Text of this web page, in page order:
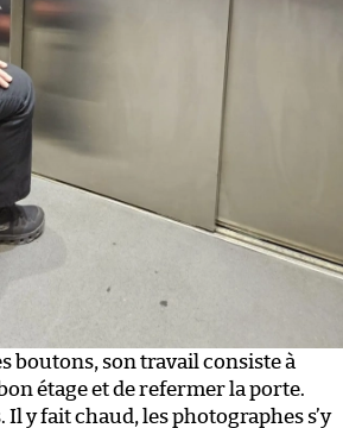
boutons, son travail consiste à
étage et de refermer la porte.
y fait chaud, les photographes s’y